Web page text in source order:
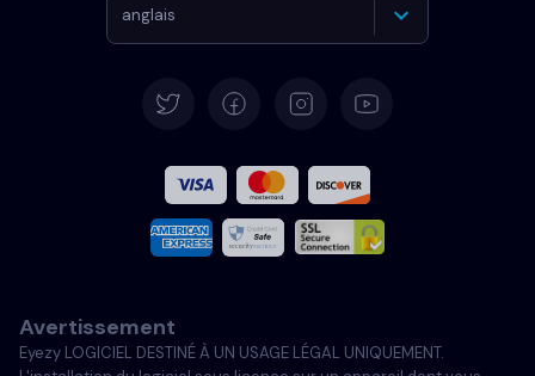
anglais
Français
Italiano
Portugais
Avertissement
Eyezy LOGICIEL DESTINÉ À UN USAGE LÉGAL UNIQUEMENT.